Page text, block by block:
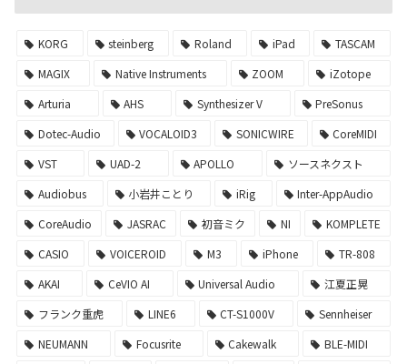
KORG steinberg Roland iPad
TASCAM
MAGIX
Native Instruments ZOOM
iZotope
Arturia
AHS Synthesizer V
PreSonus
Dotec-Audio
VOCALOID3 SONICWIRE
CoreMIDI
VST
UAD-2 APOLLO
ソースネクスト
Audiobus
小岩井ことり iRig
Inter-AppAudio
CoreAudio
JASRAC 初音ミク NI
KOMPLETE
CASIO
VOICEROID M3 iPhone
TR-808
AKAI
CeVIO AI Universal Audio
江夏正晃
フランク重虎
LINE6 CT-S1000V
Sennheiser
NEUMANN
Focusrite Cakewalk
BLE-MIDI